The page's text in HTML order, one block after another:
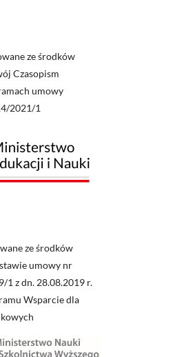
ze środków
Czasopism
umowy
2021/1
ze środków
umowy nr
1 z dn. 28.08.2019 r.
Wsparcie dla